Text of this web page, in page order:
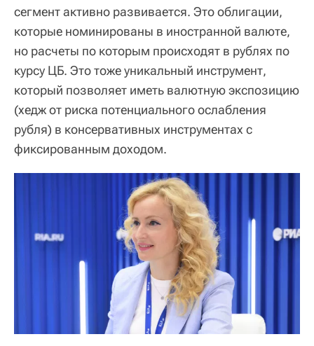
сегмент активно развивается. Это облигации,
которые номинированы в иностранной валюте,
но расчеты по которым происходят в рублях по
курсу ЦБ. Это тоже уникальный инструмент,
который позволяет иметь валютную экспозицию
(хедж от риска потенциального ослабления
рубля) в консервативных инструментах с
фиксированным доходом.